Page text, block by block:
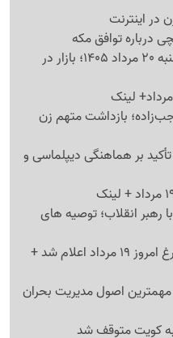
در اینترنت
درباره توافق مکه
پیش‌بینی قیمت طلا و سکه سه‌شنبه 20 مرداد 1405؛ بازار در
بازداشت متهم زن
بر هماهنگی دیپلماسی و
از دیدار 7 ساعته با رهبر انقلاب؛ توصیه های
قیمت ران و سینه مرغ و قیمت مرغ امروز 19 مرداد اعلام شد +
اصول مدیریت بحران